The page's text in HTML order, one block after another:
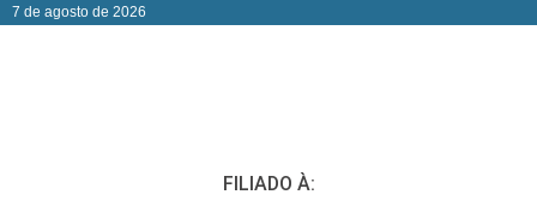
7 de agosto de 2026
FILIADO À: